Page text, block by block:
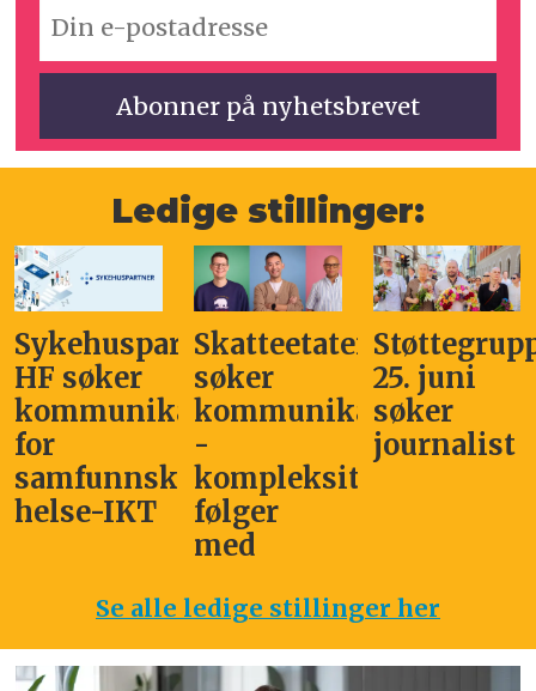
Ledige stillinger:
Sykehuspartner
HF søker
kommunikasjonssjef
for
samfunnskritisk
helse-IKT
Skatteetaten
søker
kommunikasjonsleder
-
kompleksitet
følger
med
25. juni
søker
journalist
Se alle ledige stillinger her